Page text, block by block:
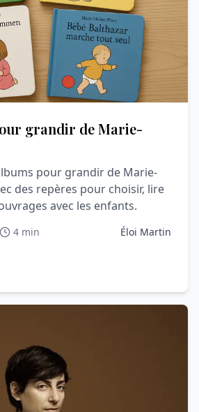
grandir de Marie-
pour grandir de Marie-
des repères pour choisir, lire
avec les enfants.
4 min Éloi Martin